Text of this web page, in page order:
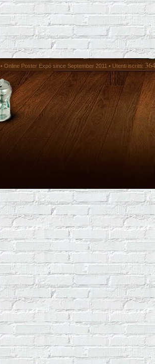
• Online Poster Expó since September 2011 • Utenti iscritti: 364